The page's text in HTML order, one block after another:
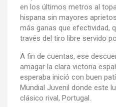
en los últimos metros al
hispana sin mayores
más ganas que efectividad,
través del tiro libre servido
A fin de cuentas, ese
amagar la clara victoria
esperaba inició con buen
Mundial Juvenil donde este
clásico rival, Portugal.